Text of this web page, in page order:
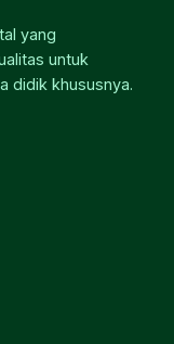
yang
untuk
didik khususnya.